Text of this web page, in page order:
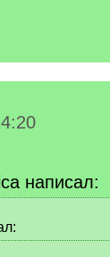
написал: